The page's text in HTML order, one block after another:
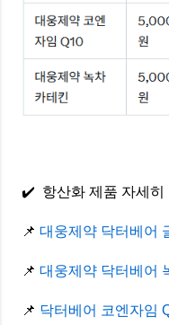
✔️ 항산화 제품 자세히
📌 대웅제약 닥터베어
📌 대웅제약 닥터베어
📌 닥터베어 코엔자임